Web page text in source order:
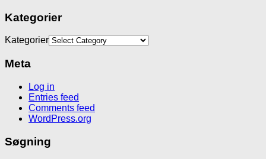
Kategorier
Kategorier
Meta
Log in
Entries feed
Comments feed
WordPress.org
Søgning